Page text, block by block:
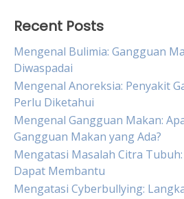
Recent Posts
Mengenal Bulimia: Gangguan
Diwaspadai
Mengenal Anoreksia: Penyakit
Perlu Diketahui
Mengenal Gangguan Makan:
Gangguan Makan yang Ada?
Mengatasi Masalah Citra
Dapat Membantu
Mengatasi Cyberbullying: